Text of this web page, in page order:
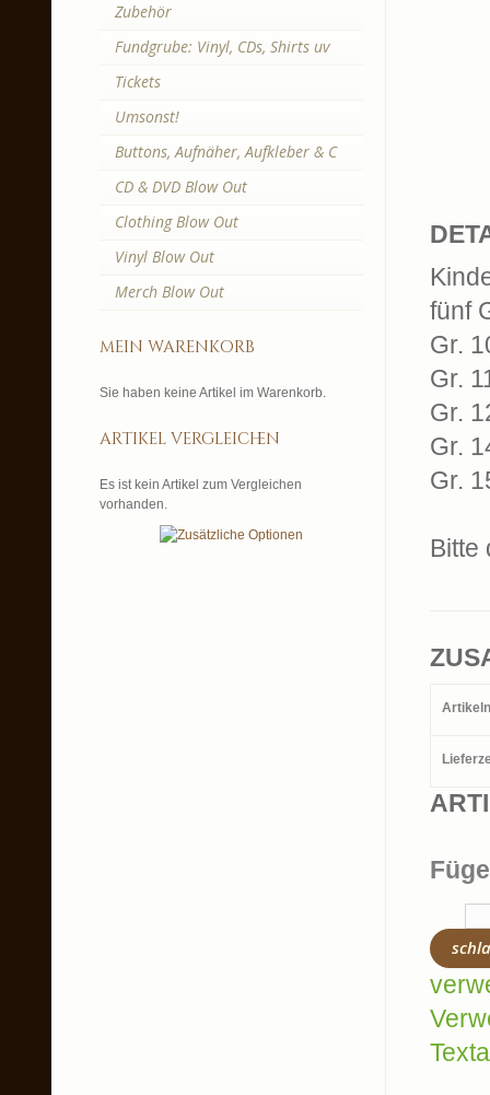
fünf
Gr.
Gr.
Gr.
Gr.
Gr.
Bitte
Zubehör
Fundgrube: Vinyl, CDs, Shirts uv
Tickets
Umsonst!
Buttons, Aufnäher, Aufkleber & C
CD & DVD Blow Out
Clothing Blow Out
Vinyl Blow Out
Merch Blow Out
mein warenkorb
Sie haben keine Artikel im Warenkorb.
artikel vergleichen
Es ist kein Artikel zum Vergleichen
vorhanden.